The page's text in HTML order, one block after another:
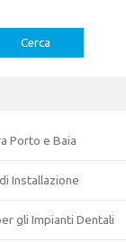
Porto e Baia
Installazione
gli Impianti Dentali